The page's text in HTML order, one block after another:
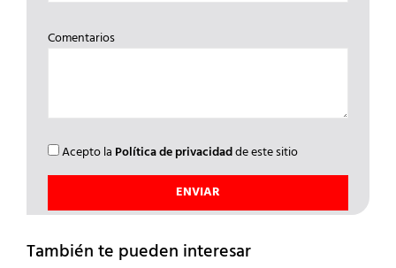
Comentarios
Acepto la Política de privacidadde este sitio
También te pueden interesar